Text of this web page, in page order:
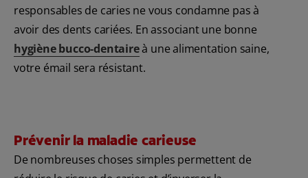
responsables de caries ne vous condamne pas à
avoir des dents cariées. En associant une bonne
hygiène bucco-dentaireà une alimentation saine,
votre émail sera résistant.
Prévenir la maladie carieuse
De nombreuses choses simples permettent de